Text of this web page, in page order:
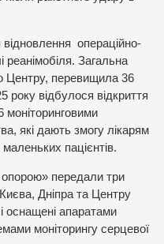
операційно-
реанімобіля. Загальна
Центру, перевищила 36
року відбулося відкриття
моніторинговими
які дають змогу лікарям
пацієнтів.
передали три
Дніпра та Центру
оснащені апаратами
моніторингу серцевої